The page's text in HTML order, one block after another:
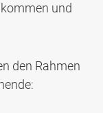
und
den Rahmen